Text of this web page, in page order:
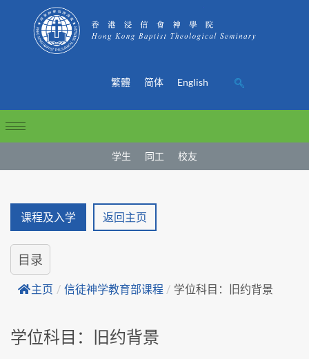
繁體 简体 English
学生 同工 校友
课程及入学 返回主页
目录
主页 / 信徒神学教育部课程 / 学位科目：旧约背景
学位科目：旧约背景